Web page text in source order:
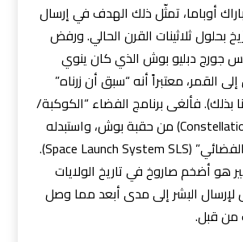
أوباما، تمثّل ذلك الهدف في إرسال
بحلول ثلاثينات القرن الحالي. ورفض
جورج دبليو بوش الذي كان ينوي
القمر، معتبراً أنه “سبق أن زرناه”
بذلك). فألغى برنامج الفضاء “الكوكبة/
كونستلايشن” (Constellation) من حقبة بوش، واستبدله
بـ”نظام الإطلاق الفضائي” (Space Launch System SLS).
هو أضخم صاروخ في تاريخ الولايات
البشر إلى مدى أبعد مما وصل
من قبل.